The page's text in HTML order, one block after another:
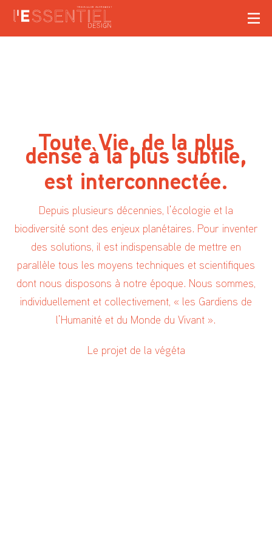
Toute Vie, de la plus
dense à la plus subtile,
est interconnectée.
Depuis plusieurs décennies, l’écologie et la
biodiversité sont des enjeux planétaires. Pour inventer
des solutions, il est indispensable de mettre en
parallèle tous les moyens techniques et scientifiques
dont nous disposons à notre époque. Nous sommes,
individuellement et collectivement, « les Gardiens de
l’Humanité et du Monde du Vivant ».
Le projet de la végétalisati